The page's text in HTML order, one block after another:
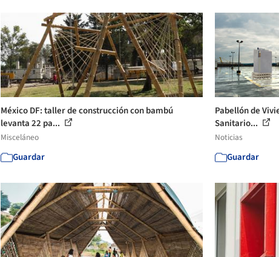
México DF: taller de construcción con bambú
levanta 22 pa...
Misceláneo
Guardar
Pabellón de
Sanitario...
Noticias
Guardar